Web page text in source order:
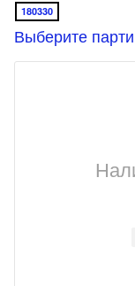
180330
Выберите